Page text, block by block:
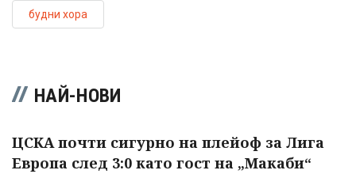
будни хора
НАЙ-НОВИ
ЦСКА почти сигурно на плейоф за Лига
Европа след 3:0 като гост на „Макаби“